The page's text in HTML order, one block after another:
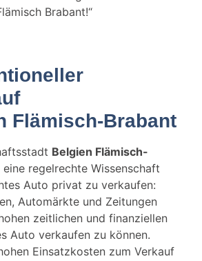
Brabant!“
vor Ort
Auto bewerten
Flämisch-Brabant
Belgien Flämisch-
regelrechte Wissenschaft
Auto privat zu verkaufen:
Automärkte und Zeitungen
zeitlichen und finanziellen
Auto verkaufen zu können.
Einsatzkosten zum Verkauf